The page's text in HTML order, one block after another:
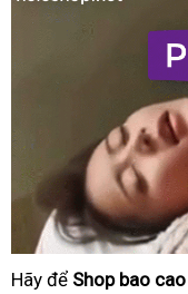
Hãy để Shop bao